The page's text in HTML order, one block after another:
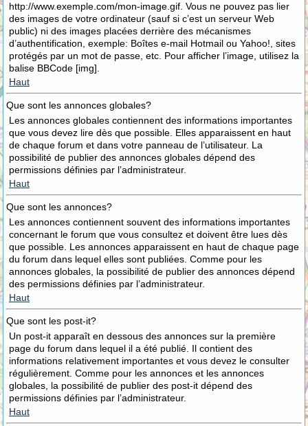
http://www.exemple.com/mon-image.gif. Vous ne pouvez pas lier
des images de votre ordinateur (sauf si c’est un serveur Web
public) ni des images placées derrière des mécanismes
d’authentification, exemple: Boîtes e-mail Hotmail ou Yahoo!, sites
protégés par un mot de passe, etc. Pour afficher l’image, utilisez la
balise BBCode [img].
Haut
Que sont les annonces globales?
Les annonces globales contiennent des informations importantes
que vous devez lire dès que possible. Elles apparaissent en haut
de chaque forum et dans votre panneau de l’utilisateur. La
possibilité de publier des annonces globales dépend des
permissions définies par l’administrateur.
Haut
Que sont les annonces?
Les annonces contiennent souvent des informations importantes
concernant le forum que vous consultez et doivent être lues dès
que possible. Les annonces apparaissent en haut de chaque page
du forum dans lequel elles sont publiées. Comme pour les
annonces globales, la possibilité de publier des annonces dépend
des permissions définies par l’administrateur.
Haut
Que sont les post-it?
Un post-it apparaît en dessous des annonces sur la première
page du forum dans lequel il a été publié. Il contient des
informations relativement importantes et vous devez le consulter
régulièrement. Comme pour les annonces et les annonces
globales, la possibilité de publier des post-it dépend des
permissions définies par l’administrateur.
Haut